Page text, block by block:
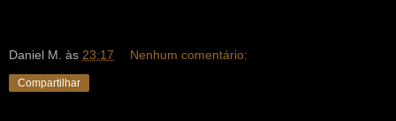
Daniel M. às 23:17 Nenhum comentário:
Compartilhar